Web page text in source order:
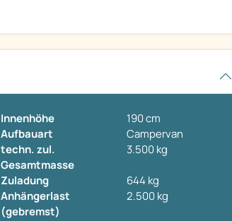
Innenhöhe
190 cm
Aufbauart
Campervan
techn. zul.
Gesamtmasse
3.500 kg
Zuladung
644 kg
Anhängerlast
(gebremst)
2.500 kg